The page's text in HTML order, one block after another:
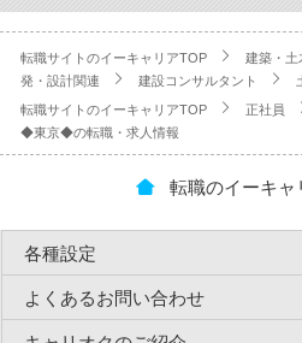
転職サイトのイーキャリアTOP 建築・土
発・設計関連
建設コンサルタント
転職サイトのイーキャリアTOP 正社員
◆東京◆の転職・求人情報
転職のイーキャ
各種設定
よくあるお問い合わせ